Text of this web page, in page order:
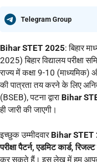
Telegram Group
Bihar STET 2025: बिहार
2025) बिहार विद्यालय परीक्षा
राज्य में कक्षा 9-10 (माध्यमिक)
की पात्रता तय करने के लिए
(BSEB), पटना द्वारा Bihar
ही जारी की जाएगी।
इच्छुक उम्मीदवार Bihar STET
परीक्षा पैटर्न, एडमिट कार्ड, रिजल्ट
कर सकते हैं। इस लेख में हम